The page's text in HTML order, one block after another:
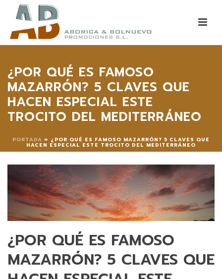
¿POR QUÉ ES FAMOSO
MAZARRÓN? 5 CLAVES QUE
HACEN ESPECIAL ESTE
TROCITO DEL MEDITERRÁNEO
PORTADA » ¿POR QUÉ ES FAMOSO MAZARRÓN? 5 CLAVES QUE
HACEN ESPECIAL ESTE TROCITO DEL MEDITERRÁNEO
¿POR QUÉ ES FAMOSO
MAZARRÓN? 5 CLAVES QUE